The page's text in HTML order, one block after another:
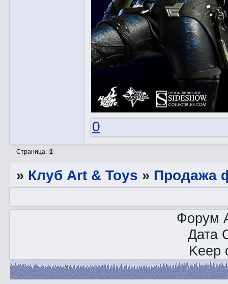
0
Страница: 1
» Клуб Art & Toys » Продажа
Форум
Дата
Keep